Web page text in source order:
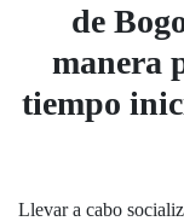
de
manera
tiempo
Llevar a cabo